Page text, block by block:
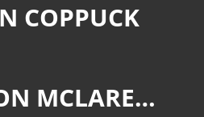
COPPUCK
EXPOSITION MCLAREN: A NAME FOR ETERNITY.